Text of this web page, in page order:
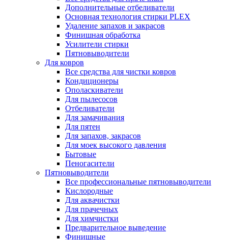
Дополнительные отбеливатели
Основная технология стирки PLEX
Удаление запахов и закрасов
Финишная обработка
Усилители стирки
Пятновыводители
Для ковров
Все средства для чистки ковров
Кондиционеры
Ополаскиватели
Для пылесосов
Отбеливатели
Для замачивания
Для пятен
Для запахов, закрасов
Для моек высокого давления
Бытовые
Пеногасители
Пятновыводители
Все профессиональные пятновыводители
Кислородные
Для аквачистки
Для прачечных
Для химчистки
Предварительное выведение
Финишные